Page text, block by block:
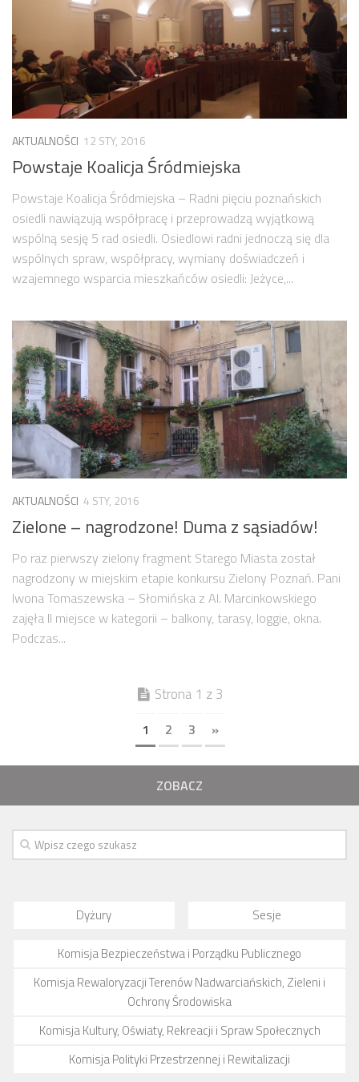
AKTUALNOŚCI 12 STY, 2016
Powstaje Koalicja Śródmiejska
Powstaje Koalicja Śródmiejska – Radni pięciu poznańskich
osiedli nawiązują współpracę i przeprowadzą wyjątkową
wspólną sesję 5 rad osiedli. Osiedlowi radni jednoczą się dla
wspólnych spraw, współpracy, wymiany doświadczeń i
wzajemnego wsparcia mieszkańców osiedli: Jeżyce,...
AKTUALNOŚCI 4 STY, 2016
Zielone – nagrodzone! Duma z sąsiadów!
Po raz pierwszy zielony fragment Starego Miasta został
nagrodzony w miejskim etapie konkursu Zielony Poznań. Pani
Iwona Tomaszewska – Słomińska z Al. Marcinkowskiego
zajęła II miejsce w kategorii – balkony, tarasy, loggie, okna.
Podczas...
Strona 1 z 3
1 2 3 »
ZOBACZ
Dyżury Sesje
Komisja Bezpieczeństwa i Porządku Publicznego
Komisja Rewaloryzacji Terenów Nadwarciańskich, Zieleni i
Ochrony Środowiska
Komisja Kultury, Oświaty, Rekreacji i Spraw Społecznych
Komisja Polityki Przestrzennej i Rewitalizacji